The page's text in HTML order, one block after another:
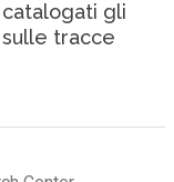
gli
tracce